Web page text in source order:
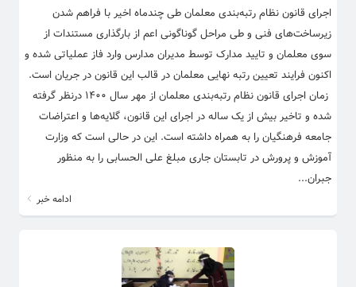
اجرای قانون نظام رتبه‌بندی معلمان طی چندماه اخیر با فراهم شدن
زیرساخت‌های فنی و طی مراحل گوناگونی اعم از بارگذاری مستندات از
سوی‌ معلمان و تایید مدارک توسط مدیران مدارس وارد فاز عملیاتی شده و
اکنون فرایند تعیین رتبه‌ نهایی معلمان در قالب این قانون در جریان است.
زمان اجرای قانون نظام رتبه‌بندی معلمان از مهر سال ۱۴۰۰ درنظر گرفته
شده و تاخیر بیش از یک ساله در اجرای این قانون، گلایه‌ها و اعتراضات
جامعه فرهنگیان را به همراه داشته است. این در حالی است که وزارت
آموزش و پرورش در تابستان جاری مبلغ علی الحسابی را به منظور
جبران...
ادامه خبر